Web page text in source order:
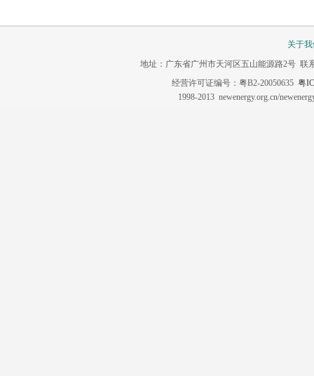
关于
地址：广东省广州市天河区五山能源路2号 联
经营许可证编号：粤B2-20050635 粤
1998-2013 newenergy.org.cn/